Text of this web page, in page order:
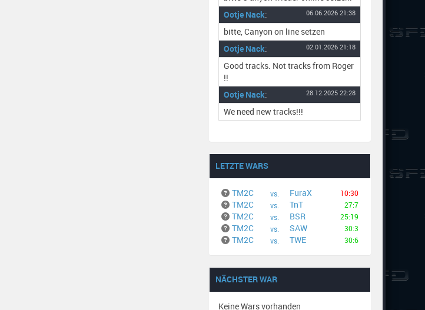
Ootje Nack: 06.06.2026 21:38
bitte, Canyon on line setzen
Ootje Nack: 02.01.2026 21:18
Good tracks. Not tracks from Roger
!!
Ootje Nack: 28.12.2025 22:28
We need new tracks!!!
LETZTE WARS
TM2C vs. FuraX 10:30
TM2C vs. TnT 27:7
TM2C vs. BSR 25:19
TM2C vs. SAW 30:3
TM2C vs. TWE 30:6
NÄCHSTER WAR
Keine Wars vorhanden